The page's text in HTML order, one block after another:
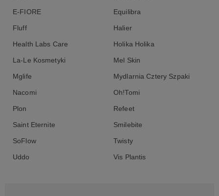
E-FIORE Equilibra
Fluff Halier
Health Labs Care Holika Holika
La-Le Kosmetyki Mel Skin
Mglife Mydlarnia Cztery Szpaki
Nacomi Oh!Tomi
Plon Refeet
Saint Eternite Smilebite
SoFlow Twisty
Uddo Vis Plantis